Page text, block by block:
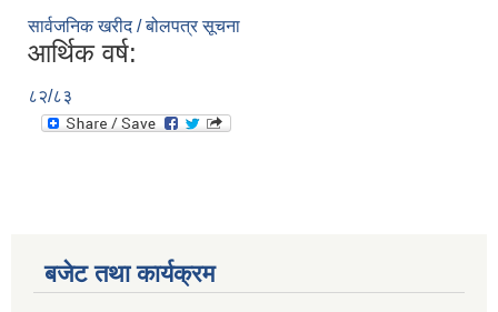
सार्वजनिक खरीद / बोलपत्र सूचना
आर्थिक वर्ष:
८२/८३
बजेट तथा कार्यक्रम